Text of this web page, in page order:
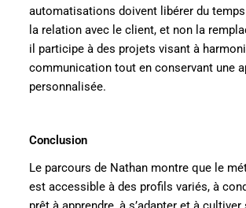
automatisations doivent libérer du
la relation avec le client, et non la
il participe à des projets visant à
communication tout en conservant une
personnalisée.
Conclusion
Le parcours de Nathan montre que le
est accessible à des profils variés, à